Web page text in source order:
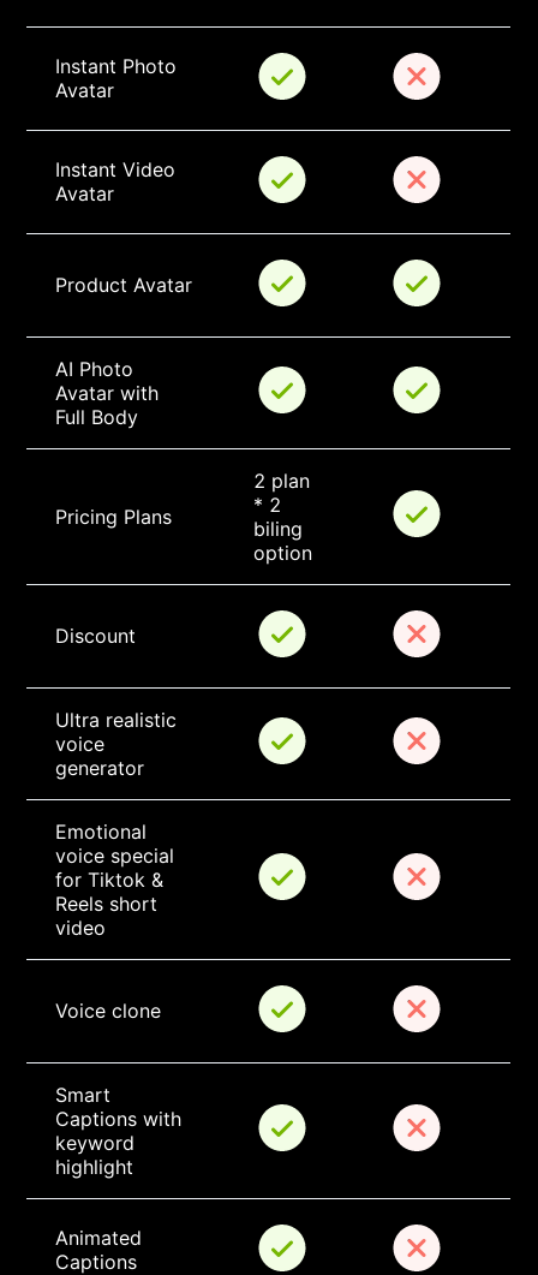
Instant Photo
Avatar
Instant Video
Avatar
Product Avatar
AI Photo
Avatar with
Full Body
Pricing Plans
2 plan
* 2
biling
option
Discount
Ultra realistic
voice
generator
Emotional
voice special
for Tiktok &
Reels short
video
Voice clone
Smart
Captions with
keyword
highlight
Animated
Captions